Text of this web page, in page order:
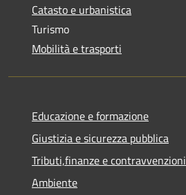
Catasto e urbanistica
Turismo
Mobilità e trasporti
Educazione e formazione
Giustizia e sicurezza pubblica
Tributi,finanze e contravvenzioni
Ambiente